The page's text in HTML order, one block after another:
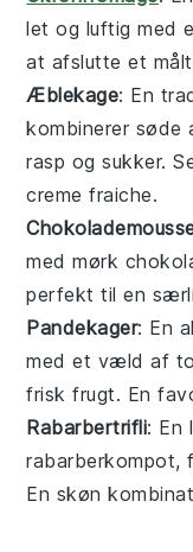
let og luftig med
at afslutte et
Æblekage: En
kombinerer
rasp og sukker.
creme fraiche.
med mørk
perfekt til en
Pandekager: En
med et væld af
frisk frugt. En
Rabarbertrifli: En
rabarberkompot,
En skøn